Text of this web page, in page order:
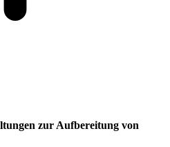
zur Aufbereitung von